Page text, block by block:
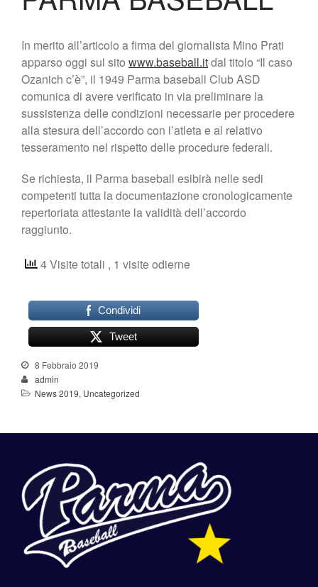
Shop
In merito all’articolo a firma del giornalista Mino Prati
apparso oggi sul sito www.baseball.itdal titolo “Il caso
Ozanich c’è”, il 1949 Parma baseball Club ASD
comunica di avere verificato in via preliminare la
sussistenza delle condizioni necessarie per procedere
alla stesura dell’accordo con l’atleta e al relativo
tesseramento nel rispetto delle procedure federali.
Se richiesta, il Parma baseball esibirà nelle sedi
competenti tutta la documentazione cronologicamente
repertoriata attestante la validità dell’accordo
raggiunto.
4 Visite totali , 1 visite odierne
Condividi
Tweet
8 Febbraio 2019
admin
News 2019, Uncategorized